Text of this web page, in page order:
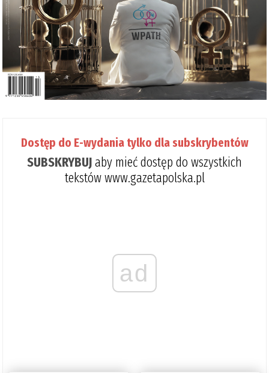
Dostęp do E-wydania tylko dla subskrybentów
SUBSKRYBUJaby mieć dostęp do wszystkich
tekstów www.gazetapolska.pl
ad